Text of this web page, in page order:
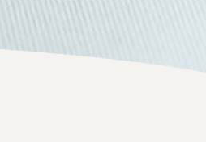
หรือวัตถุออกฤทธิ์
อง ยส.2 วจ.2/วจ.3/วจ.4 พ.ศ. 2568
สารสกัดจากกัญชาหรือกัญชง พ.ศ.
ะสารสกัดจากกัญชาหรือกัญชง พ.ศ.